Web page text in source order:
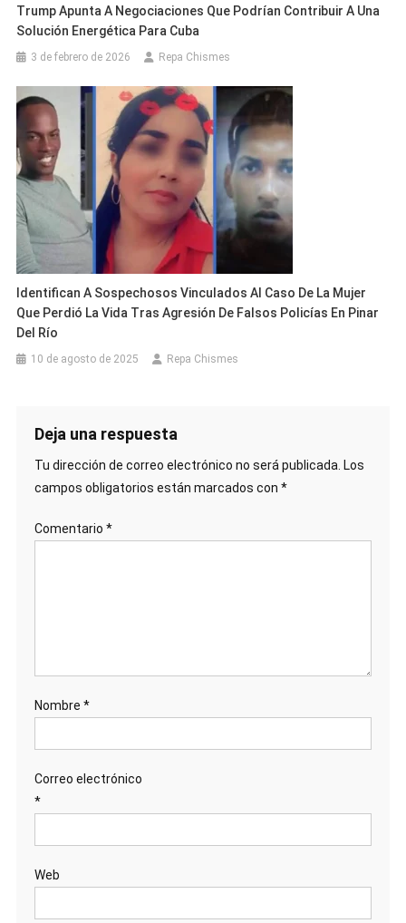
Trump Apunta A Negociaciones Que Podrían Contribuir A Una
Solución Energética Para Cuba
3 de febrero de 2026 Repa Chismes
Identifican A Sospechosos Vinculados Al Caso De La Mujer
Que Perdió La Vida Tras Agresión De Falsos Policías En Pinar
Del Río
10 de agosto de 2025 Repa Chismes
Deja una respuesta
Tu dirección de correo electrónico no será publicada. Los
campos obligatorios están marcados con *
Comentario *
Nombre *
Correo electrónico
*
Web